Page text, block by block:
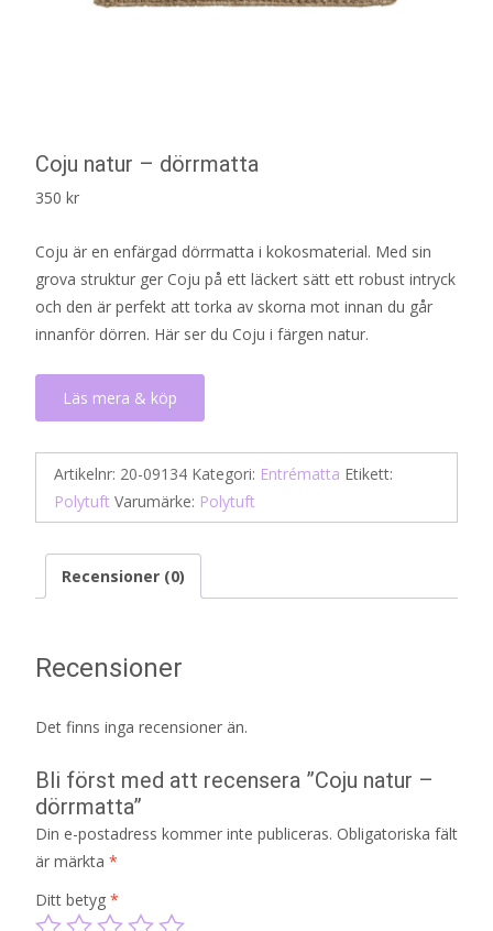
Coju natur – dörrmatta
350 kr
Coju är en enfärgad dörrmatta i kokosmaterial. Med sin
grova struktur ger Coju på ett läckert sätt ett robust intryck
och den är perfekt att torka av skorna mot innan du går
innanför dörren. Här ser du Coju i färgen natur.
Läs mera & köp
Artikelnr: 20-09134 Kategori: Entrématta Etikett:
Polytuft Varumärke: Polytuft
Recensioner (0)
Recensioner
Det finns inga recensioner än.
Bli först med att recensera ”Coju natur –
dörrmatta”
Din e-postadress kommer inte publiceras. Obligatoriska fält
är märkta *
Ditt betyg *